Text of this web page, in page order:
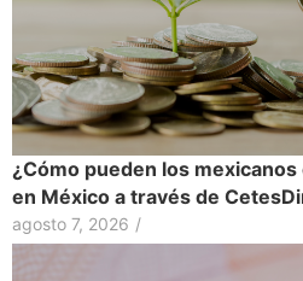
¿Cómo pueden los
en México a través de
agosto 7, 2026 /